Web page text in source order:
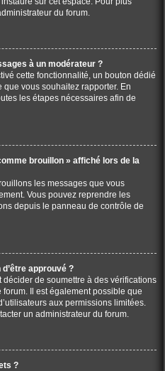
du forum.
à un modérateur ?
cette fonctionnalité, un bouton dédié
vous souhaitez rapporter. En
les étapes nécessaires afin de
brouillon » affiché lors de la
les messages que vous
Vous pouvez reprendre les
depuis le panneau de contrôle de
approuvé ?
de soumettre à des vérifications
Il est également possible que
aux permissions limitées.
un administrateur du forum.
?